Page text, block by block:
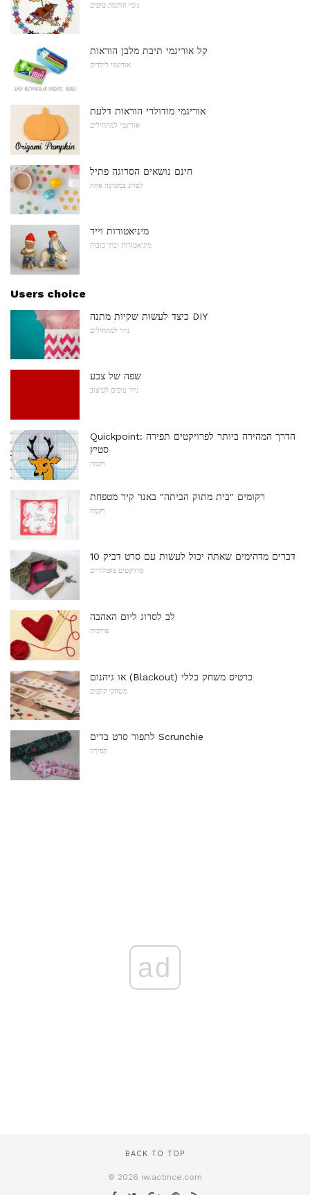
גומי חותמת טיפים
קל אוריגמי תיבת מלבן הוראות
אוריגמי לילדים
אוריגמי מודולרי הוראות דלעת
אוריגמי למתחילים
חינם נושאים הסרוגה פתיל
לִסְרוֹג בְּמַסרֵגָה אַחַת
מיניאטורות וייד
מיניאטורות ובתי בובות
Users choice
כיצד לעשות שקיות מתנה DIY
נייר למתחילים
שפה של צבע
נייר טיפים לעיצוב
Quickpoint: הדרך המהירה ביותר לפרויקטים תפירה
סטיץ
רקמה
רקומים "בית מתוק הביתה" באנר קיר מטפחת
רִקמָה
10 דברים מדהימים שאתה יכול לעשות עם סרט דביק
פרויקטים פופולריים
לב לסרוג ליום האהבה
צורפות
או גיהנום (Blackout) כרטיס משחק כללי
משחקי קלפים
לתפור סרט בדים Scrunchie
תְפִירָה
ad
BACK TO TOP
© 2026 iw.actince.com